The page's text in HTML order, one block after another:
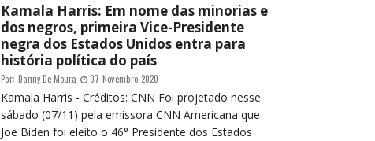
Kamala Harris: Em nome das minorias e
dos negros, primeira Vice-Presidente
negra dos Estados Unidos entra para
história política do país
Por: Danny De Moura 07 Novembro 2020
Kamala Harris - Créditos: CNN Foi projetado nesse
sábado (07/11) pela emissora CNN Americana que
Joe Biden foi eleito o 46° Presidente dos Estados